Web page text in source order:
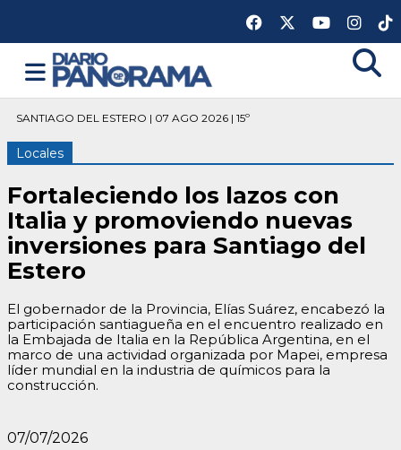
SANTIAGO DEL ESTERO | 07 AGO 2026 | 15º
Locales
Fortaleciendo los lazos con
Italia y promoviendo nuevas
inversiones para Santiago del
Estero
El gobernador de la Provincia, Elías Suárez, encabezó la
participación santiagueña en el encuentro realizado en
la Embajada de Italia en la República Argentina, en el
marco de una actividad organizada por Mapei, empresa
líder mundial en la industria de químicos para la
construcción.
07/07/2026